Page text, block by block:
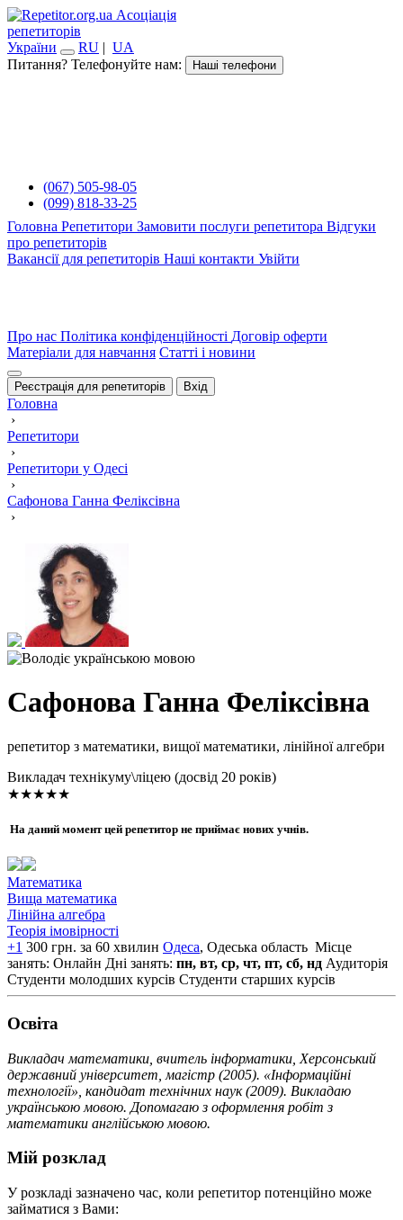
Асоціація
репетиторів
України
RU | UA
Питання? Телефонуйте нам:
Наші телефони
(067) 505-98-05
(099) 818-33-25
Головна Репетитори Замовити послуги репетитора Відгуки
про репетиторів
Вакансії для репетиторів Наші контакти Увійти
Про нас Політика конфіденційності Договір оферти
Матеріали для навчання Статті і новини
Реєстрація для репетиторів Вхід
Головна
›
Репетитори
›
Репетитори у Одесі
›
Сафонова Ганна Феліксівна
›
Сафонова Ганна Феліксівна
репетитор з математики, вищої математики, лінійної алгебри
Викладач технікуму\ліцею (досвід 20 років)
★★★★★
На даний момент цей репетитор не приймає нових учнів.
Математика
Вища математика
Лінійна алгебра
Теорія імовірності
+1 300 грн. за 60 хвилин Одеса, Одеська область Місце
занять: Онлайн Дні занять: пн, вт, ср, чт, пт, сб, нд Аудиторія
Студенти молодших курсів Студенти старших курсів
Освiта
Викладач математики, вчитель інформатики, Херсонський
державний університет, магістр (2005). «Інформаційні
технології», кандидат технічних наук (2009). Викладаю
українською мовою. Допомагаю з оформлення робіт з
математики англійською мовою.
Мій розклад
У розкладі зазначено час, коли репетитор потенційно може
займатися з Вами: